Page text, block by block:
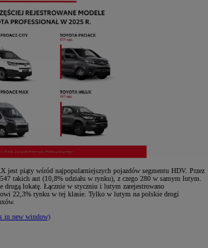
jest piąty wśród najpopularniejszych pojazdów segmentu HDV. Przez
takich aut (10,8% udziału w rynku), z czego 280 w samym lutym.
drugą lokatę. Łącznie w styczniu i lutym zarejestrowano
22,3% rynku w tej klasie. Tylko w lutym na polskie drogi
in new window)